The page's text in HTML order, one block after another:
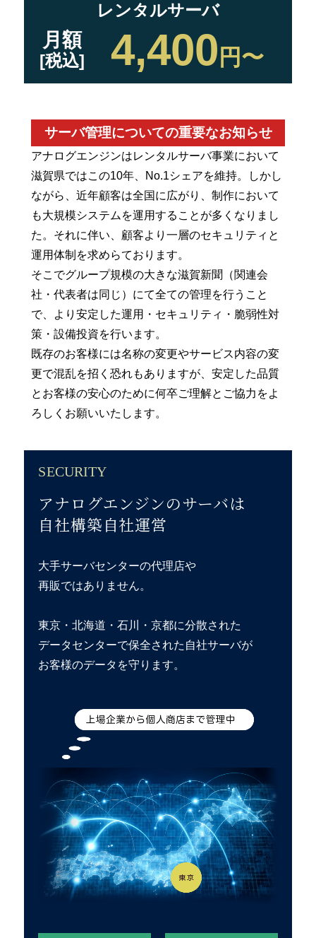
レンタルサーバ
月額
[税込] 4,400 円〜
サーバ管理についての重要なお知らせ
アナログエンジンはレンタルサーバ事業において
滋賀県ではこの10年、No.1シェアを維持。しかし
ながら、近年顧客は全国に広がり、制作において
も大規模システムを運用することが多くなりまし
た。それに伴い、顧客より一層のセキュリティと
運用体制を求めらております。
そこでグループ規模の大きな滋賀新聞（関連会
社・代表者は同じ）にて全ての管理を行うこと
で、より安定した運用・セキュリティ・脆弱性対
策・設備投資を行います。
既存のお客様には名称の変更やサービス内容の変
更で混乱を招く恐れもありますが、安定した品質
とお客様の安心のために何卒ご理解とご協力をよ
ろしくお願いいたします。
SECURITY
アナログエンジンのサーバは
自社構築自社運営
大手サーバセンターの代理店や
再販ではありません。
東京・北海道・石川・京都に分散された
データセンターで保全された自社サーバが
お客様のデータを守ります。